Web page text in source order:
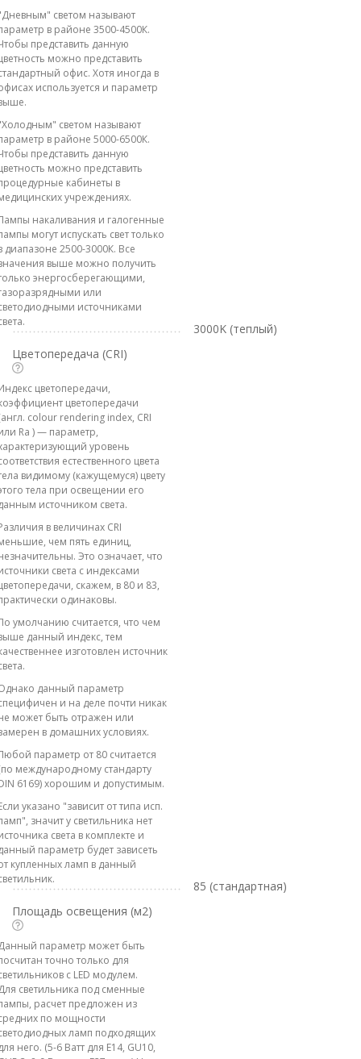
светом называют
в районе 3500-4500К.
представить данную
можно представить
офис. Хотя иногда в
используется и параметр
светом называют
в районе 5000-6500К.
представить данную
можно представить
кабинеты в
учреждениях.
накаливания и галогенные
могут испускать свет только
диапазоне 2500-3000К. Все
выше можно получить
энергосберегающими,
или
источниками
3000K (теплый)
Цветопередача (CRI)
цветопередачи,
цветопередачи
colour rendering index, CRI
Ra ) — параметр,
уровень
естественного цвета
видимому (кажущемуся) цвету
тела при освещении его
источником света.
в величинах CRI
чем пять единиц,
Это означает, что
света с индексами
скажем, в 80 и 83,
одинаковы.
умолчанию считается, что чем
данный индекс, тем
изготовлен источник
данный параметр
и на деле почти никак
может быть отражен или
в домашних условиях.
параметр от 80 считается
международному стандарту
6169) хорошим и допустимым.
указано "зависит от типа исп.
значит у светильника нет
света в комплекте и
параметр будет зависеть
купленных ламп в данный
85 (стандартная)
Площадь освещения (м2)
параметр может быть
точно только для
с LED модулем.
светильника под сменные
расчет предложен из
по мощности
ламп подходящих
него. (5-6 Ватт для E14, GU10,